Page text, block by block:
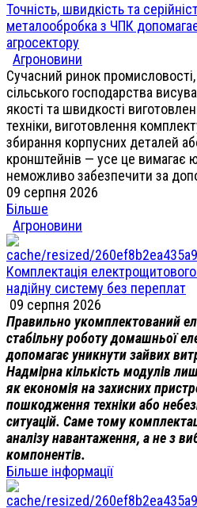
Точність, швидкість та
металообробка з ЧПК
агросектору
Агроновини
Сучасний ринок
сільського господарства
якості та швидкості
техніки, виготовлення
збирання корпусних деталей
кронштейнів — усе це вимагає
неможливо забезпечити за
09 серпня 2026
Більше
Агроновини
Комплектація
надійну систему без переплат
09 серпня 2026
Правильно укомплектований
стабільну роботу домашньої
допомагає уникнути зайвих
Надмірна кількість модулів
як економія на захисних
пошкодження техніки або
ситуацій. Саме тому
аналізу навантаження, а не з
компонентів.
Більше інформації